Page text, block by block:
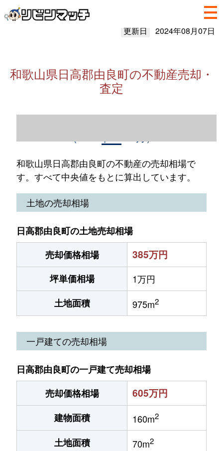
更新日 2024年08月07日
和歌山県日高郡由良町の不動産売却・
査定
和歌山県日高郡由良町の不動産の売却相場で
す。すべて中央値をもとに算出しています。
土地の売却相場
日高郡由良町の土地売却相場
売却価格相場
385万円
坪単価相場
1万円
土地面積
975m2
一戸建ての売却相場
日高郡由良町の一戸建て売却相場
売却価格相場
605万円
建物面積 160m2
土地面積 70m2